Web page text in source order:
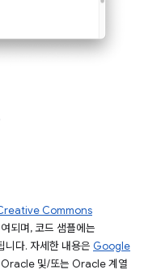
Commons
되며, 코드 샘플에는
니다. 자세한 내용은 Google
Oracle 및/또는 Oracle 계열